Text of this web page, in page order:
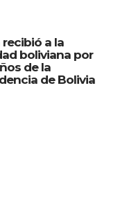
a la
boliviana por
de la
de Bolivia